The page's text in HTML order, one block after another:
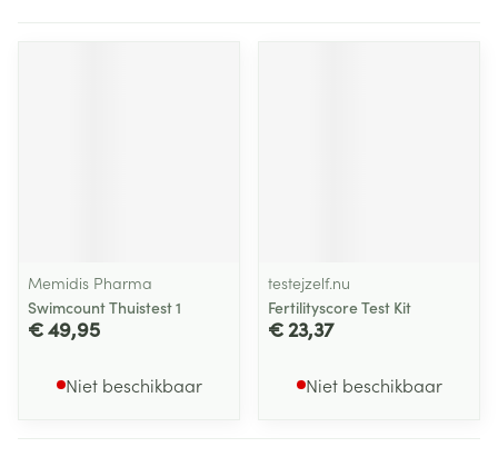
Memidis Pharma
Swimcount Thuistest 1
€ 49,95
Niet beschikbaar
testejzelf.nu
Fertilityscore Test Kit
€ 23,37
Niet beschikbaar